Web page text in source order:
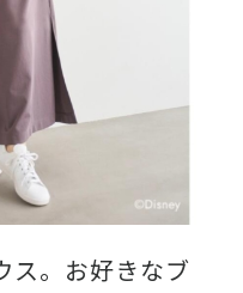
ス。お好きなブ